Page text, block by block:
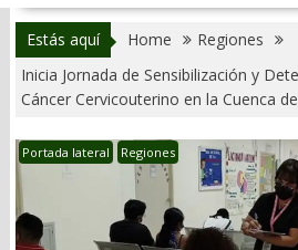
Estás aquí Home
Regiones
Inicia Jornada de Sensibilización y
Cáncer Cervicouterino en la Cuenca
Portada lateral Regiones